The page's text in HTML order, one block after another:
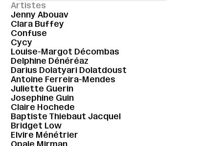
Artistes
Jenny Abouav
Clara Buffey
Confuse
Cycy
Louise-Margot Décombas
Delphine Dénéréaz
Darius Dolatyari Dolatdoust
Antoine Ferreira-Mendes
Juliette Guerin
Josephine Guin
Claire Hochede
Baptiste Thiebaut Jacquel
Bridget Low
Elvire Ménétrier